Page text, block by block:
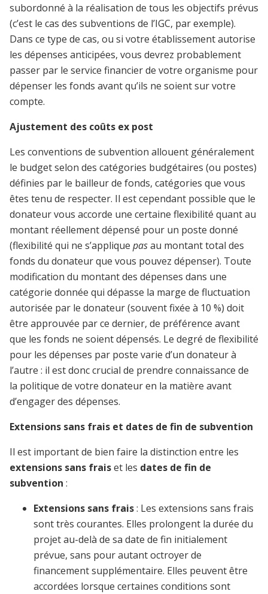
subordonné à la réalisation de tous les objectifs prévus
(c’est le cas des subventions de l’IGC, par exemple).
Dans ce type de cas, ou si votre établissement autorise
les dépenses anticipées, vous devrez probablement
passer par le service financier de votre organisme pour
dépenser les fonds avant qu’ils ne soient sur votre
compte.
Ajustement des coûts ex post
Les conventions de subvention allouent généralement
le budget selon des catégories budgétaires (ou postes)
définies par le bailleur de fonds, catégories que vous
êtes tenu de respecter. Il est cependant possible que le
donateur vous accorde une certaine flexibilité quant au
montant réellement dépensé pour un poste donné
(flexibilité qui ne s’applique pasau montant total des
fonds du donateur que vous pouvez dépenser). Toute
modification du montant des dépenses dans une
catégorie donnée qui dépasse la marge de fluctuation
autorisée par le donateur (souvent fixée à 10 %) doit
être approuvée par ce dernier, de préférence avant
que les fonds ne soient dépensés. Le degré de flexibilité
pour les dépenses par poste varie d’un donateur à
l’autre : il est donc crucial de prendre connaissance de
la politique de votre donateur en la matière avant
d’engager des dépenses.
Extensions sans frais et dates de fin de subvention
Il est important de bien faire la distinction entre les
extensions sans fraiset les dates de fin de
subvention :
Extensions sans frais: Les extensions sans frais
sont très courantes. Elles prolongent la durée du
projet au-delà de sa date de fin initialement
prévue, sans pour autant octroyer de
financement supplémentaire. Elles peuvent être
accordées lorsque certaines conditions sont